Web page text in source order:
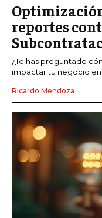
reportes
¿Te has preguntado
impactar tu negocio en
Ricardo Mendoza